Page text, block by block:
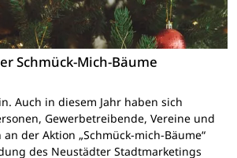
Schmück-Mich-Bäume
Auch in diesem Jahr haben sich
Gewerbetreibende, Vereine und
der Aktion „Schmück-mich-Bäume“
des Neustädter Stadtmarketings